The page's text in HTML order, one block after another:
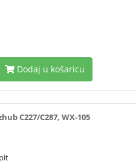
Dodaj u košaricu
C227/C287, WX-105